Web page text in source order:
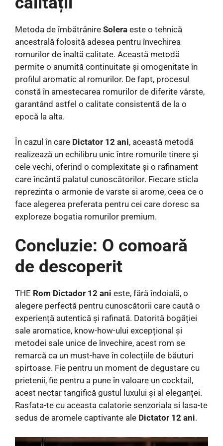
Metoda de îmbătrânire Solera este o tehnică
ancestrală folosită adesea pentru învechirea
romurilor de înaltă calitate. Această metodă
permite o anumită continuitate și omogenitate în
profilul aromatic al romurilor. De fapt, procesul
constă în amestecarea romurilor de diferite vârste,
garantând astfel o calitate consistentă de la o
epocă la alta.
În cazul în care Dictator 12 ani, această metodă
realizează un echilibru unic între romurile tinere și
cele vechi, oferind o complexitate și o rafinament
care încântă palatul cunoscătorilor. Fiecare sticla
reprezinta o armonie de varste si arome, ceea ce o
face alegerea preferata pentru cei care doresc sa
exploreze bogatia romurilor premium.
Concluzie: O comoară
de descoperit
THE Rom Dictador 12 ani este, fără îndoială, o
alegere perfectă pentru cunoscătorii care caută o
experiență autentică și rafinată. Datorită bogăției
sale aromatice, know-how-ului excepțional și
metodei sale unice de învechire, acest rom se
remarcă ca un must-have în colecțiile de băuturi
spirtoase. Fie pentru un moment de degustare cu
prietenii, fie pentru a pune în valoare un cocktail,
acest nectar tangifică gustul luxului și al eleganței.
Rasfata-te cu aceasta calatorie senzoriala si lasa-te
sedus de aromele captivante ale Dictator 12 ani.